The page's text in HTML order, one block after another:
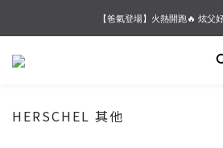
【夏末OUTLET】專區全面5折起❗超
【爸氣登場】火熱開跑🔥 炫父
【會員好禮】加入會員送$200購物金❗多
HERSCHEL 其他